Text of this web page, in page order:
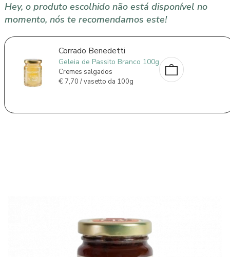
Hey, o produto escolhido não está disponível no
momento, nós te recomendamos este!
Corrado Benedetti
Geleia de Passito Branco 100g
Cremes salgados
€7,70 / vasetto da 100g